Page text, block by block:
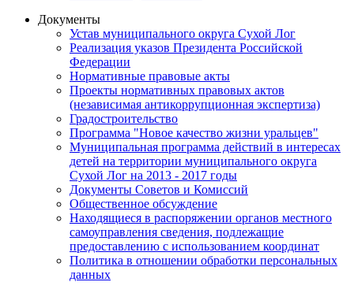
Документы
Устав муниципального округа Сухой Лог
Реализация указов Президента Российской
Федерации
Нормативные правовые акты
Проекты нормативных правовых актов
(независимая антикоррупционная экспертиза)
Градостроительство
Программа "Новое качество жизни уральцев"
Муниципальная программа действий в интересах
детей на территории муниципального округа
Сухой Лог на 2013 - 2017 годы
Документы Советов и Комиссий
Общественное обсуждение
Находящиеся в распоряжении органов местного
самоуправления сведения, подлежащие
предоставлению с использованием координат
Политика в отношении обработки персональных
данных